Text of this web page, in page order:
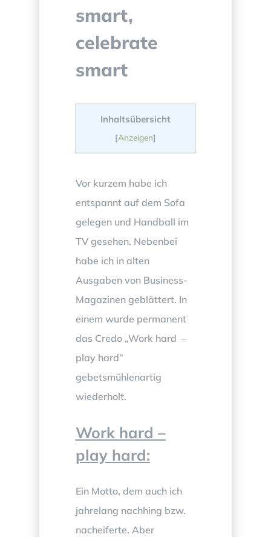
smart,
celebrate
smart
Inhaltsübersicht
[Anzeigen]
Vor kurzem habe ich
entspannt auf dem Sofa
gelegen und Handball im
TV gesehen. Nebenbei
habe ich in alten
Ausgaben von Business-
Magazinen geblättert. In
einem wurde permanent
das Credo „Work hard –
play hard”
gebetsmühlenartig
wiederholt.
Work hard –
play hard:
Ein Motto, dem auch ich
jahrelang nachhing bzw.
nacheiferte. Aber